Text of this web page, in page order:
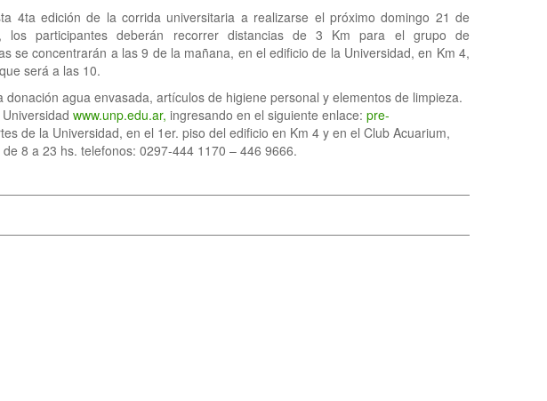
4ta edición de la corrida universitaria a realizarse el próximo domingo 21 de
los participantes deberán recorrer distancias de 3 Km para el grupo de
se concentrarán a las 9 de la mañana, en el edificio de la Universidad, en Km 4,
será a las 10.
agua envasada, artículos de higiene personal y elementos de limpieza.
www.unp.edu.ar, ingresando en el siguiente enlace: pre-
de la Universidad, en el 1er. piso del edificio en Km 4 y en el Club Acuarium,
8 a 23 hs. telefonos: 0297-444 1170 – 446 9666.